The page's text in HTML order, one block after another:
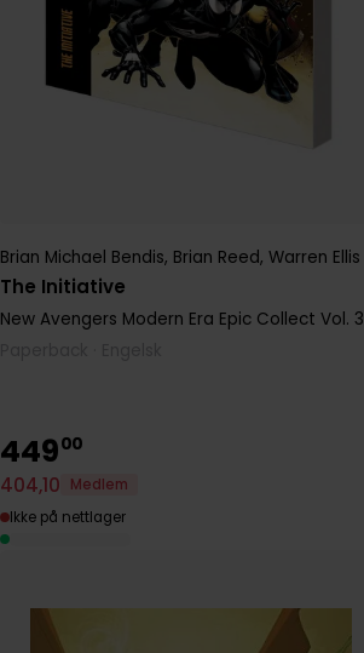
The Initiative
Brian Michael Bendis, Brian Reed,Warren Ellis
New Avengers Modern Era Epic Collect Vol. 3
44900
404,10
Medlem
Ikke på nettlager